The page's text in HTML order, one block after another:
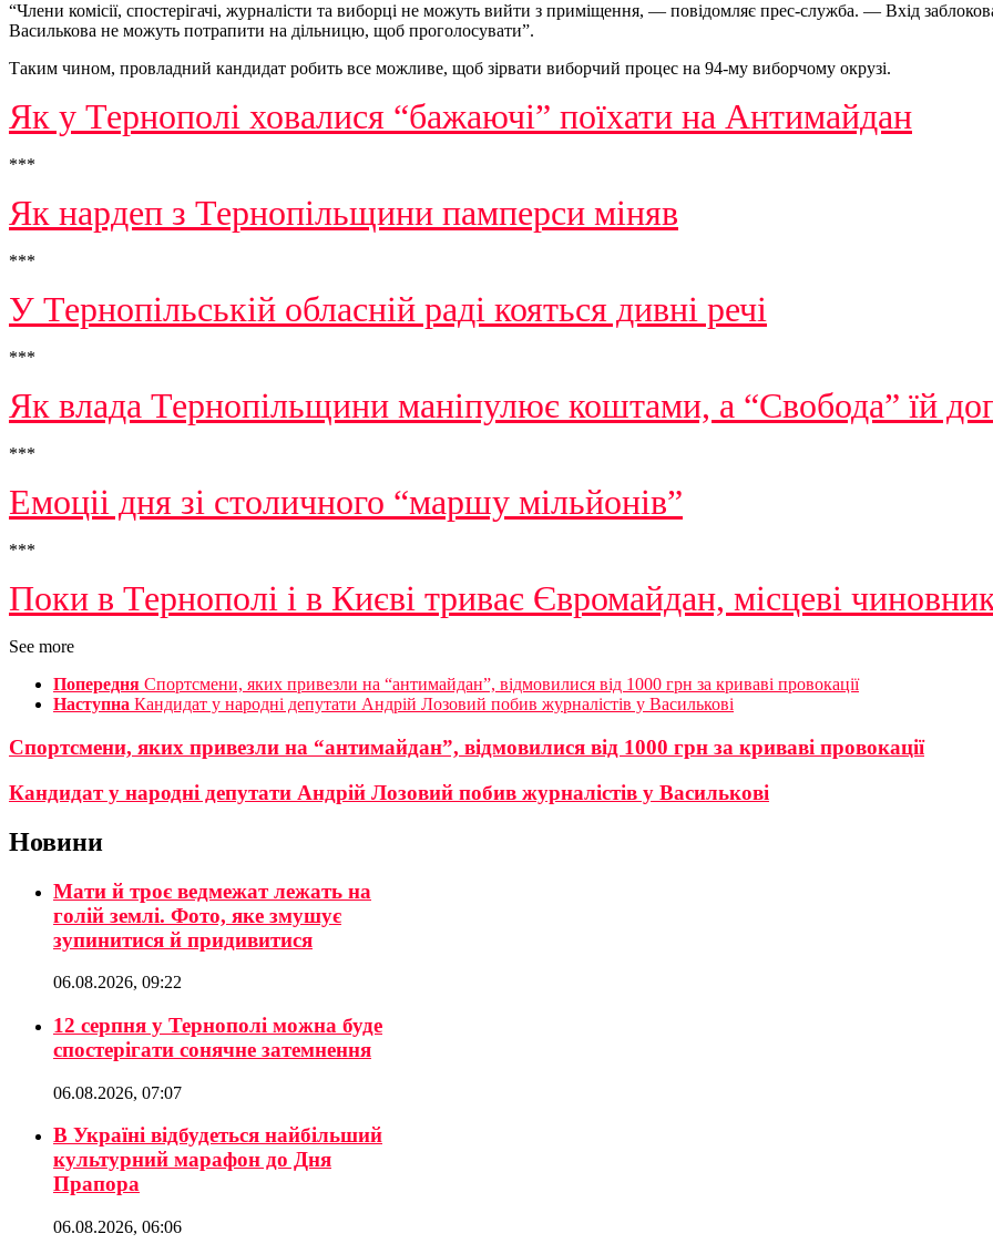
“Члени комісії, спостерігачі, журналісти та виборці не можуть вийти з приміщення, — повідомляє прес-служба. — Вхід
Василькова не можуть потрапити на дільницю, щоб проголосувати”.
Таким чином, провладний кандидат робить все можливе, щоб зірвати виборчий процес на 94-му виборчому окрузі.
Як у Тернополі ховалися “бажаючі” поїхати на Антимайдан
***
Як нардеп з Тернопільщини памперси міняв
***
У Тернопільській обласній раді кояться дивні речі
***
Як влада Тернопільщини маніпулює коштами, а “Свобода” їй
***
Емоціі дня зі столичного “маршу мільйонів”
***
Поки в Тернополі і в Києві триває Євромайдан, місцеві
See more
Попередня Спортсмени, яких привезли на “антимайдан”, відмовилися від 1000 грн за криваві провокації
Наступна Кандидат у народні депутати Андрій Лозовий побив журналістів у Василькові
Спортсмени, яких привезли на “антимайдан”, відмовилися від 1000 грн за криваві провокації
Кандидат у народні депутати Андрій Лозовий побив журналістів у Василькові
Новини
Мати й троє ведмежат лежать на
голій землі. Фото, яке змушує
зупинитися й придивитися
06.08.2026, 09:22
12 серпня у Тернополі можна буде
спостерігати сонячне затемнення
06.08.2026, 07:07
В Україні відбудеться найбільший
культурний марафон до Дня
Прапора
06.08.2026, 06:06